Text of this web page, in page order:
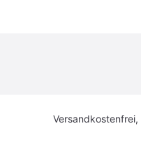
Versandkostenfrei,